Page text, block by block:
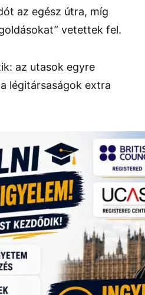
az egész útra, míg
vetettek fel.
az utasok egyre
légitársaságok extra